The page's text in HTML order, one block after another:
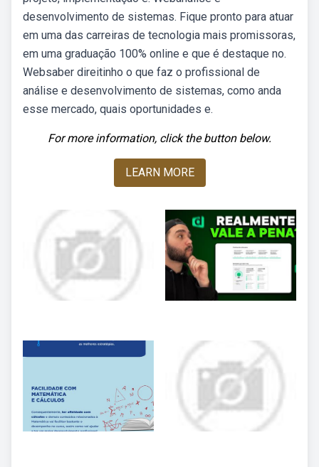
desenvolvimento de sistemas. Fique pronto para atuar
em uma das carreiras de tecnologia mais promissoras,
em uma graduação 100% online e que é destaque no.
Websaber direitinho o que faz o profissional de
análise e desenvolvimento de sistemas, como anda
esse mercado, quais oportunidades e.
For more information, click the button below.
LEARN MORE